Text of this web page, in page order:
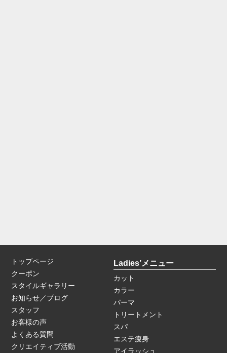
トップページ
クーポン
スタイルギャラリー
お知らせ／ブログ
スタッフ
お客様の声
よくある質問
クリエイティブ活動
Ladies’メニュー
カット
カラー
パーマ
トリートメント
スパ
エステ痩身
アイラッシュ